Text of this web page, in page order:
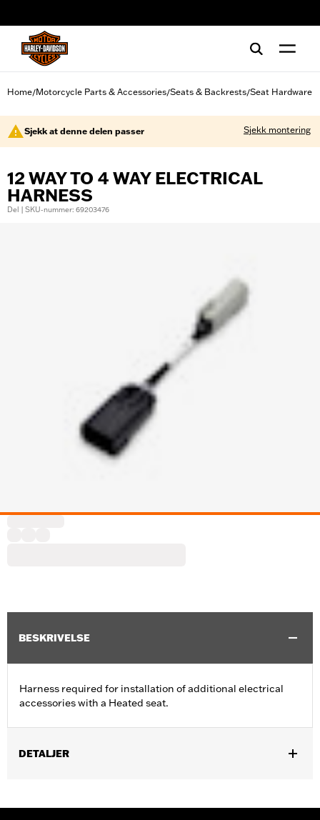
Home/Motorcycle Parts & Accessories/Seats & Backrests/Seat Hardware
Sjekk at denne delen passer Sjekk montering
12 WAY TO 4 WAY ELECTRICAL
HARNESS
Del | SKU-nummer: 69203476
BESKRIVELSE
Harness required for installation of additional electrical
accessories with a Heated seat.
DETALJER